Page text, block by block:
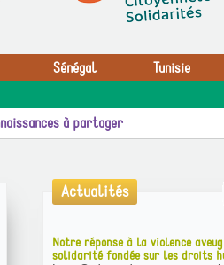
Sénégal Tunisie
à partager
Actualités
Notre réponse à la violence
solidarité fondée sur les droits